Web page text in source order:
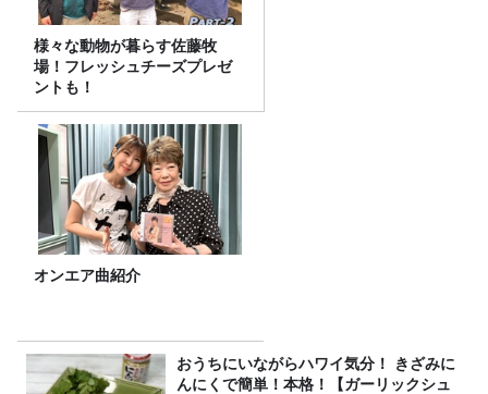
様々な動物が暮らす佐藤牧
場！フレッシュチーズプレゼ
ントも！
オンエア曲紹介
おうちにいながらハワイ気分！ きざみに
んにくで簡単！本格！【ガーリックシュ